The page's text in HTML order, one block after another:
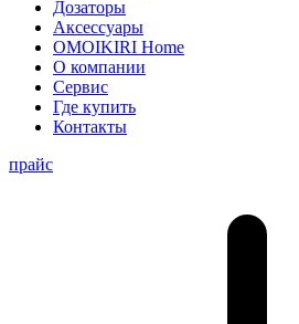
Дозаторы
Аксессуары
OMOIKIRI Home
О компании
Сервис
Где купить
Контакты
прайс